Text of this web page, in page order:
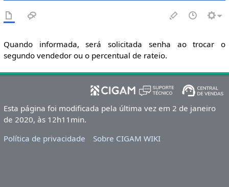
Quando informada, será solicitada senha ao trocar o
segundo vendedor ou o percentual de rateio.
Esta página foi modificada pela última vez em 2 de janeiro
de 2020, às 12h11min.
Política de privacidade
Sobre CIGAM WIKI